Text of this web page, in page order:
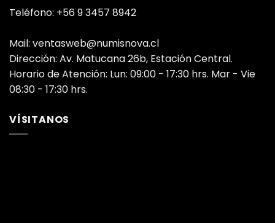
Teléfono: +56 9 3457 8942
Mail: ventasweb@numisnova.cl
Dirección: Av. Matucana 26b, Estación Central.
Horario de Atención: Lun: 09:00 - 17:30 hrs. Mar - Vie
08:30 - 17:30 hrs.
VÍSITANOS